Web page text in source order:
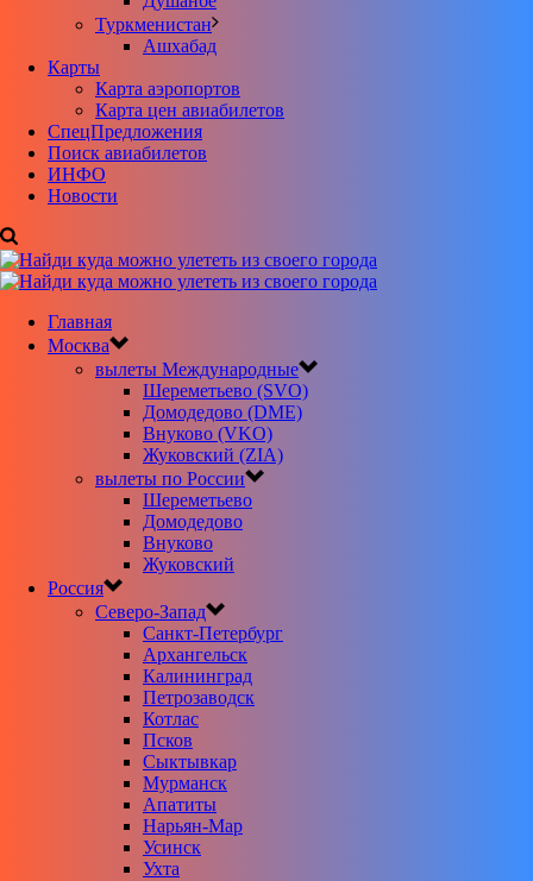
Туркменистан
Ашхабад
Карты
Карта аэропортов
Карта цен авиабилетов
CпецПредложения
Поиск авиабилетов
ИНФО
Новости
Главная
Москва
вылеты Международные
Шереметьево (SVO)
Домодедово (DME)
Внуково (VKO)
Жуковский (ZIA)
вылеты по России
Шереметьево
Домодедово
Внуково
Жуковский
Россия
Северо-Запад
Санкт-Петербург
Архангельск
Калининград
Петрозаводск
Котлас
Псков
Сыктывкар
Мурманск
Апатиты
Нарьян-Мар
Усинск
Ухта